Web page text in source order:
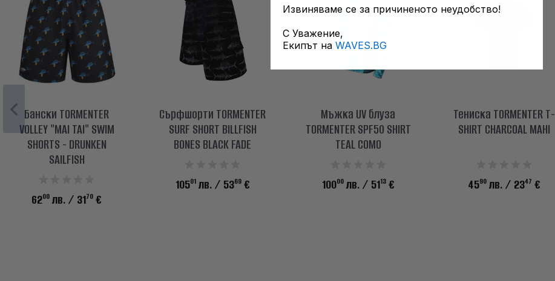
Бански TORMENTER
VOLLEY "MAI TAI" SWIM
SHORTS - DRUNKEN
SAILFISH
6200 лв./ 3170 €
Сърфшорти TORMENTER
SURF SHORT BILLFISH
BONES BLACK FADE
10501лв./ 5369€
Мъжка UV блуза
TORMENTER SPF50 SHIRT
TEAL COMO
10000лв./ 5113€
Тениска TORMENTER T-
SHIRT CHARCOAL MAHI
4590лв./ 2347 €
Извиняваме се за причиненото неудобство!
С Уважение,
Екипът на WAVES.BG